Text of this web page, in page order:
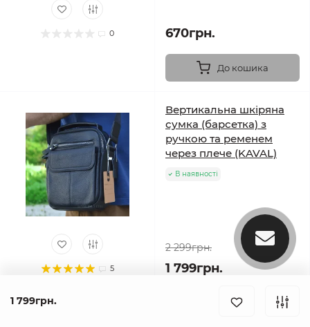
1 799грн.
0 670грн.
До кошика
5
Вертикальна шкіряна
сумка (барсетка) з
ручкою та ременем
через плече (KAVAL)
В наявності
2 299грн.
1 799грн.
До кошика